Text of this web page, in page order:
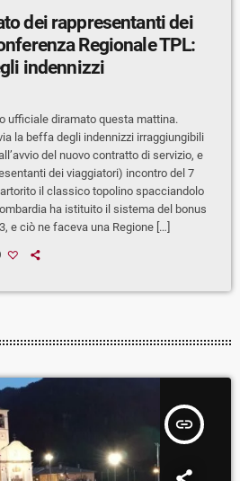
dei rappresentanti dei
Regionale TPL:
indennizzi
ufficiale diramato questa mattina.
la beffa degli indennizzi irraggiungibili
del nuovo contratto di servizio, e
dei viaggiatori) incontro del 7
il classico topolino spacciandolo
ha istituito il sistema del bonus
e ciò ne faceva una Regione […]
insert_link